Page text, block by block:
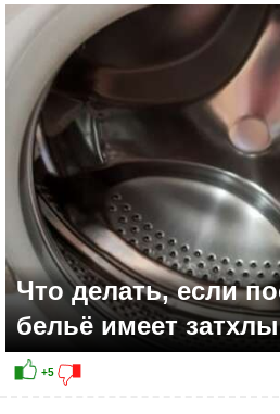
Что делать, если
бельё имеет